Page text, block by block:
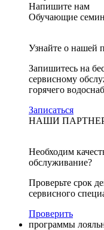
Напишите нам
Обучающие
Узнайте о нашей
Запишитесь на
сервисному
горячего
Записаться
НАШИ
Необходим
обслуживание?
Проверьте срок
сервисного
Проверить
программы